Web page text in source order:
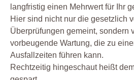
langfristig einen Mehrwert für Ihr
Hier sind nicht nur die gesetzlich
Überprüfungen gemeint, sondern
vorbeugende Wartung, die zu
Ausfallzeiten führen kann.
Rechtzeitig hingeschaut heißt